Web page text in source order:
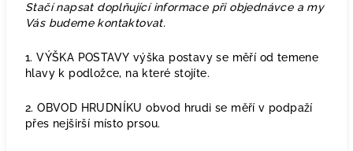
Stačí napsat doplňující informace při objednávce a my
Vás budeme kontaktovat.
1. VÝŠKA POSTAVY výška postavy se měří od temene
hlavy k podložce, na které stojíte.
2. OBVOD HRUDNÍKU obvod hrudi se měří v podpaží
přes nejširší místo prsou.